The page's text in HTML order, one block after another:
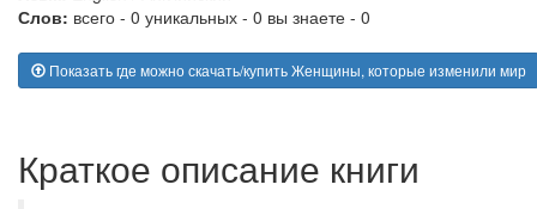
Слов: всего - 0 уникальных - 0 вы знаете - 0
Показать где можно скачать/купить Женщины, которые изменили мир
Краткое описание книги